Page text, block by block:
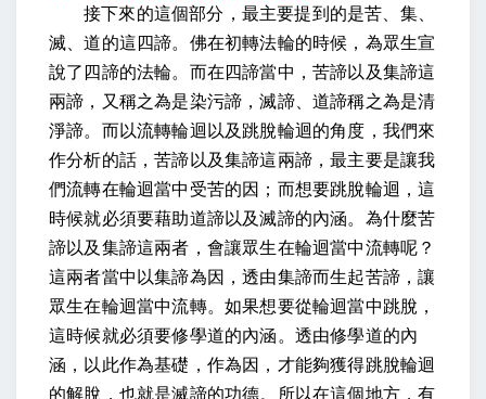
接下來的這個部分，最主要提到的是苦、集、
滅、道的這四諦。佛在初轉法輪的時候，為眾生宣
說了四諦的法輪。而在四諦當中，苦諦以及集諦這
兩諦，又稱之為是染污諦，滅諦、道諦稱之為是清
淨諦。而以流轉輪迴以及跳脫輪迴的角度，我們來
作分析的話，苦諦以及集諦這兩諦，最主要是讓我
們流轉在輪迴當中受苦的因；而想要跳脫輪迴，這
時候就必須要藉助道諦以及滅諦的內涵。為什麼苦
諦以及集諦這兩者，會讓眾生在輪迴當中流轉呢？
這兩者當中以集諦為因，透由集諦而生起苦諦，讓
眾生在輪迴當中流轉。如果想要從輪迴當中跳脫，
這時候就必須要修學道的內涵。透由修學道的內
涵，以此作為基礎，作為因，才能夠獲得跳脫輪迴
的解脫，也就是滅諦的功德。所以在這個地方，有